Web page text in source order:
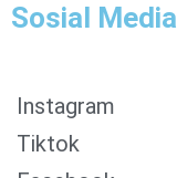
Sosial Media
Instagram
Tiktok